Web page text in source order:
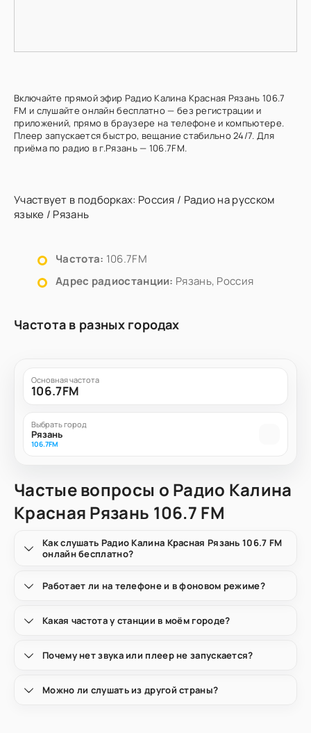
Включайте прямой эфир Радио Калина Красная Рязань 106.7
FM и слушайте онлайн бесплатно — без регистрации и
приложений, прямо в браузере на телефоне и компьютере.
Плеер запускается быстро, вещание стабильно 24/7. Для
приёма по радио в г.Рязань — 106.7FM.
Участвует в подборках: Россия / Радио на русском
языке / Рязань
Частота: 106.7FM
Адрес радиостанции: Рязань, Россия
Частота в разных городах
Основная частота
106.7FM
Выбрать город
Рязань
106.7FM
Частые вопросы о Радио Калина
Красная Рязань 106.7 FM
Как слушать Радио Калина Красная Рязань 106.7 FM
онлайн бесплатно?
Работает ли на телефоне и в фоновом режиме?
Какая частота у станции в моём городе?
Почему нет звука или плеер не запускается?
Можно ли слушать из другой страны?